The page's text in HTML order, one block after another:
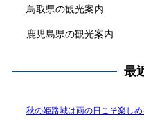
鳥取県の観光案内
鹿児島県の観光案内
最
秋の姫路城は雨の日こそ楽し